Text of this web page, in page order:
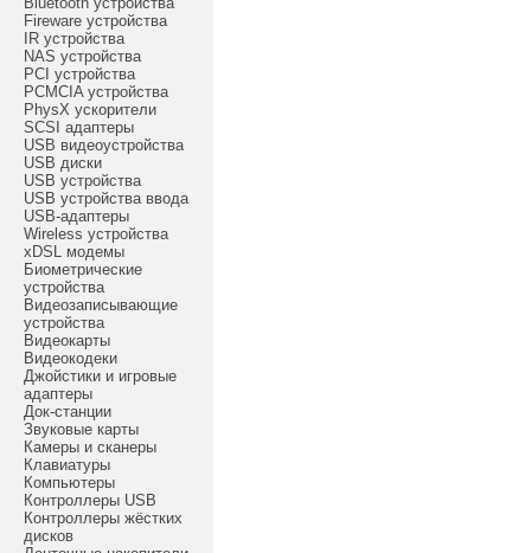
Fireware устройства
IR устройства
NAS устройства
PCI устройства
PCMCIA устройства
PhysX ускорители
SCSI адаптеры
USB видеоустройства
USB диски
USB устройства
USB устройства ввода
USB-адаптеры
Wireless устройства
xDSL модемы
Биометрические
устройства
Видеозаписывающие
устройства
Видеокарты
Видеокодеки
Джойстики и игровые
адаптеры
Док-станции
Звуковые карты
Камеры и сканеры
Клавиатуры
Компьютеры
Контроллеры USB
Контроллеры жёстких
дисков